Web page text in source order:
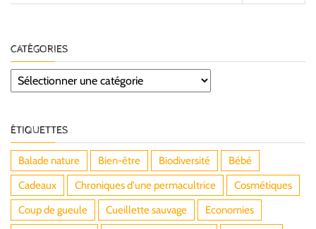
CATÉGORIES
Catégories
ÉTIQUETTES
Balade nature Bien-être Biodiversité
Bébé
Cadeaux
Chroniques d'une permacultrice
Cosmétiques
Coup de gueule
Cueillette sauvage
Economies